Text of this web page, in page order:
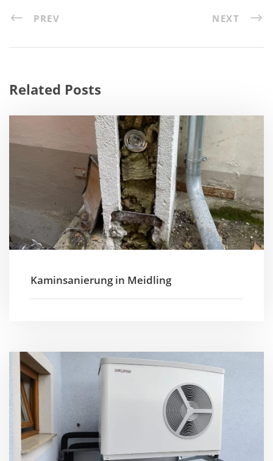
PREV NEXT
Related Posts
Kaminsanierung in Meidling